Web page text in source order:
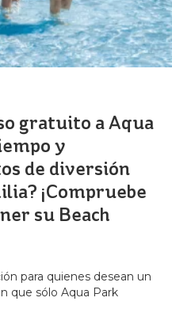
gratuito a Aqua
y
de diversión
¡Compruebe
su Beach
para quienes desean un
que sólo Aqua Park